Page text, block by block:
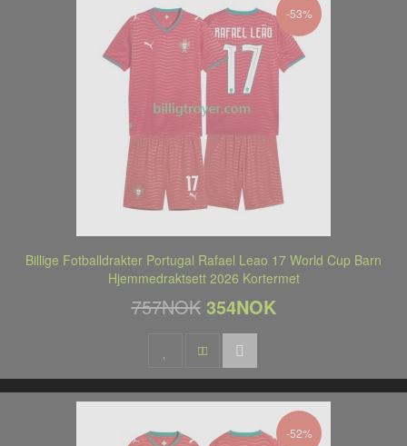
-53%
Billige Fotballdrakter Portugal Rafael Leao 17 World Cup Barn
Hjemmedraktsett 2026 Kortermet
757NOK 354NOK
-52%